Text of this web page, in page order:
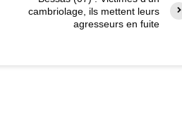
cambriolage, ils mettent leurs
agresseurs en fuite